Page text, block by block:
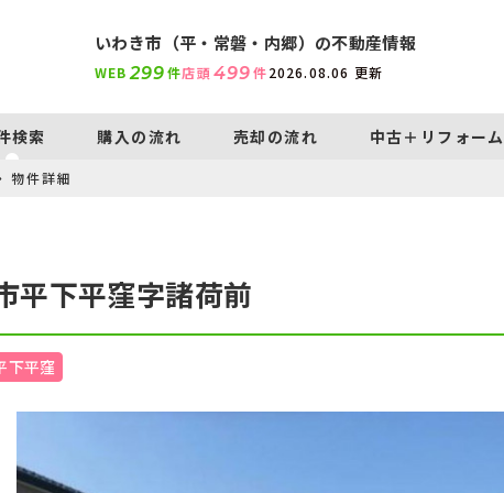
いわき市（平・常磐・内郷）の不動産情報
WEB 299件店頭499 件2026.08.06 更新
検索 購入の流れ 売却の流れ 中古＋リフォーム
物件詳細
平下平窪字諸荷前
下平窪